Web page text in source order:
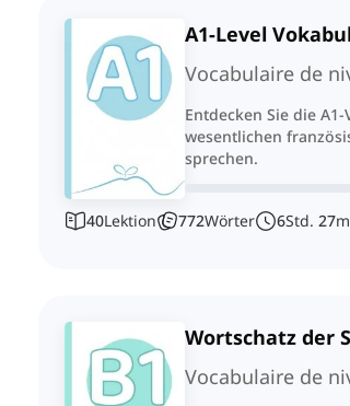
A1-Level
Vocabulaire de
Entdecken Sie die
wesentlichen
sprechen.
40Lektion 772Wörter 6Std. 27
Wortschatz der
Vocabulaire de